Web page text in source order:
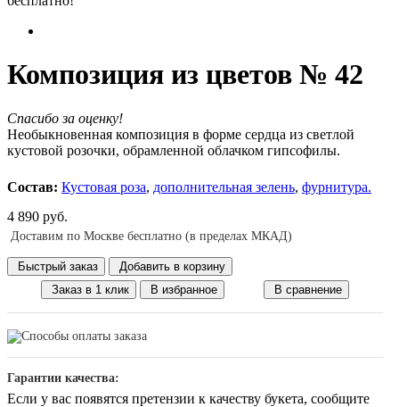
Композиция из цветов № 42
Спасибо за оценку!
Необыкновенная композиция в форме сердца из светлой
кустовой розочки, обрамленной облачком гипсофилы.
Состав: Кустовая роза, дополнительная зелень, фурнитура.
4 890 руб.
Доставим по Москве бесплатно (в пределах МКАД)
Быстрый заказ
Добавить в корзину
Заказ в 1 клик
В избранное В сравнение
Гарантии качества:
Если у вас появятся претензии к качеству букета, сообщите